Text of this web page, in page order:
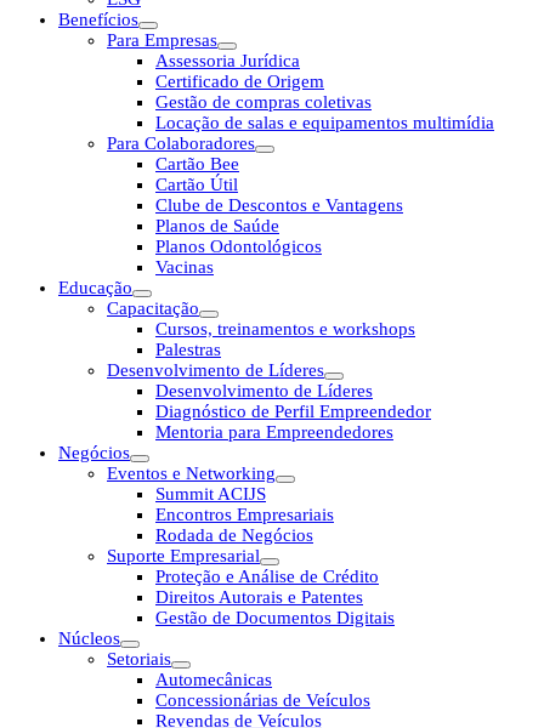
Benefícios
Para Empresas
Assessoria Jurídica
Certificado de Origem
Gestão de compras coletivas
Locação de salas e equipamentos multimídia
Para Colaboradores
Cartão Bee
Cartão Útil
Clube de Descontos e Vantagens
Planos de Saúde
Planos Odontológicos
Vacinas
Educação
Capacitação
Cursos, treinamentos e workshops
Palestras
Desenvolvimento de Líderes
Desenvolvimento de Líderes
Diagnóstico de Perfil Empreendedor
Mentoria para Empreendedores
Negócios
Eventos e Networking
Summit ACIJS
Encontros Empresariais
Rodada de Negócios
Suporte Empresarial
Proteção e Análise de Crédito
Direitos Autorais e Patentes
Gestão de Documentos Digitais
Núcleos
Setoriais
Automecânicas
Concessionárias de Veículos
Revendas de Veículos